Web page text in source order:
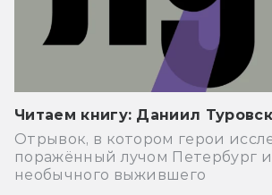
Читаем книгу: Даниил
Отрывок, в котором герои
поражённый лучом Петербург
необычного выжившего